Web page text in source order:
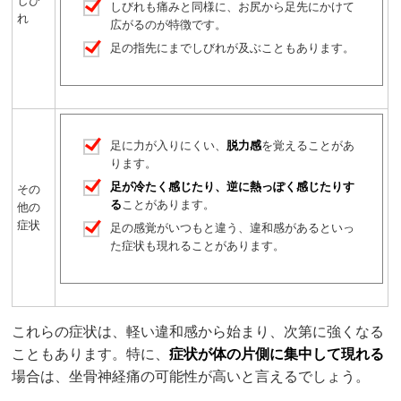
れ
しびれも痛みと同様に、お尻から足先にかけて
広がるのが特徴です。
足の指先にまでしびれが及ぶこともあります。
その
他の
症状
足に力が入りにくい、 脱力感を覚えることがあ
ります。
足が冷たく感じたり、逆に熱っぽく感じたりす
る ことがあります。
足の感覚がいつもと違う、違和感があるといっ
た症状も現れることがあります。
これらの症状は、軽い違和感から始まり、次第に強くなる
こともあります。特に、症状が体の片側に集中して現れる
場合は、坐骨神経痛の可能性が高いと言えるでしょう。